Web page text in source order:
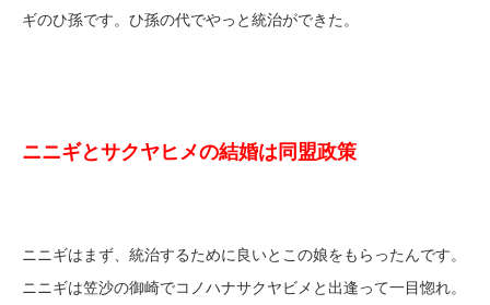
ギのひ孫です。ひ孫の代でやっと統治ができた。
ニニギとサクヤヒメの結婚は同盟政策
ニニギはまず、統治するために良いとこの娘をもらったんです。
ニニギは笠沙の御崎でコノハナサクヤビメと出逢って一目惚れ。